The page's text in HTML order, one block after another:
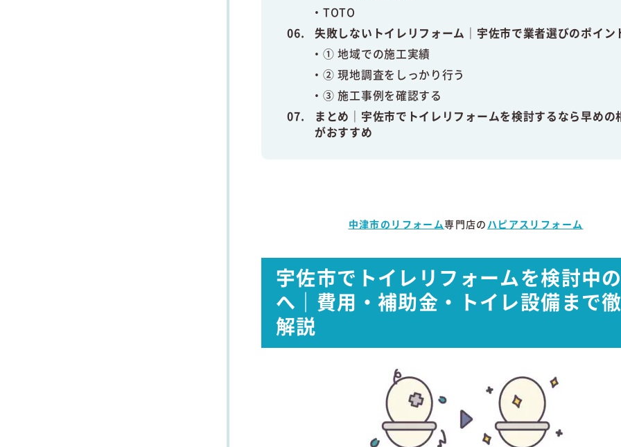
TOTO
失敗しない トイレ リフォーム｜ 宇佐市で業者選びのポイン
①地域での施工実績
②現地調査を しっかり行う
③施工事例を確認する
まとめ｜ 宇佐市で トイレ リフォームを検討するなら早めの
がおすすめ
中津市のリフォーム専門店の ハピアスリフォーム
宇佐市で トイレ リフォームを検討中の
へ｜ 費用・補助金・ トイレ設備まで
解説